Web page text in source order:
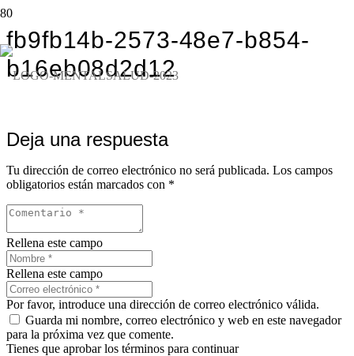
fb9fb14b-2573-48e7-b854-
b16eb08d2d12
Deja una respuesta
Tu dirección de correo electrónico no será publicada. Los campos
obligatorios están marcados con *
Rellena este campo
Rellena este campo
Por favor, introduce una dirección de correo electrónico válida.
Guarda mi nombre, correo electrónico y web en este navegador
para la próxima vez que comente.
Tienes que aprobar los términos para continuar